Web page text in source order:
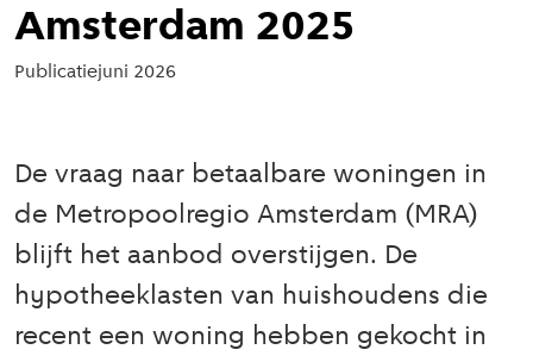
Amsterdam 2025
Publicatiejuni 2026
De vraag naar betaalbare woningen in
de Metropoolregio Amsterdam (MRA)
blijft het aanbod overstijgen. De
hypotheeklasten van huishoudens die
recent een woning hebben gekocht in